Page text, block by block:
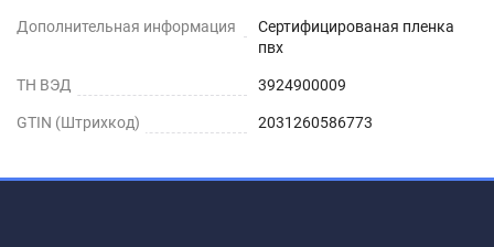
Дайте высохнуть – запах выветривается
Шаг 3
вниз. Дополнительное закрепление не
Дополнительная информация
Сертифицированая пленка
пвх
ТН ВЭД 3924900009
GTIN (Штрихкод) 2031260586773